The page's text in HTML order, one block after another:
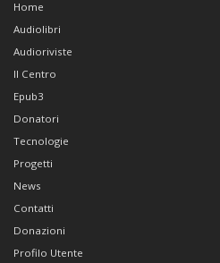
Home
Audiolibri
Audioriviste
Il Centro
Epub3
Donatori
Tecnologie
Progetti
News
Contatti
Donazioni
Profilo Utente